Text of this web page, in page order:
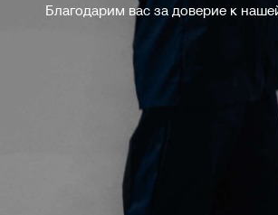
Благодарим вас за доверие к